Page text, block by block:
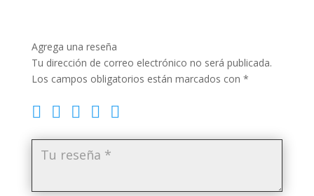
Agrega una reseña
Tu dirección de correo electrónico no será publicada.
Los campos obligatorios están marcados con *